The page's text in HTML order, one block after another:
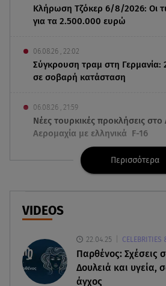
Κλήρωση Τζόκερ 6/8/2026: Οι
για τα 2.500.000 ευρώ
06.08.26 , 22:02
Σύγκρουση τραμ στη Γερμανία:
σε σοβαρή κατάσταση
06.08.26 , 21:59
Νέες τουρκικές προκλήσεις στο
Αερομαχία με ελληνικά F-16
06.08.26 , 21:31
Τροχαίο για τον Mike - Η
στα social media
06.08.26 , 21:22
υποθαλάσσιο καλώδιο στον
06.08.26 , 21:07
Περισσότερα
VIDEOS
22.04.25
Παρθένος: Σχέσεις
Δουλειά και υγεία,
άγχος